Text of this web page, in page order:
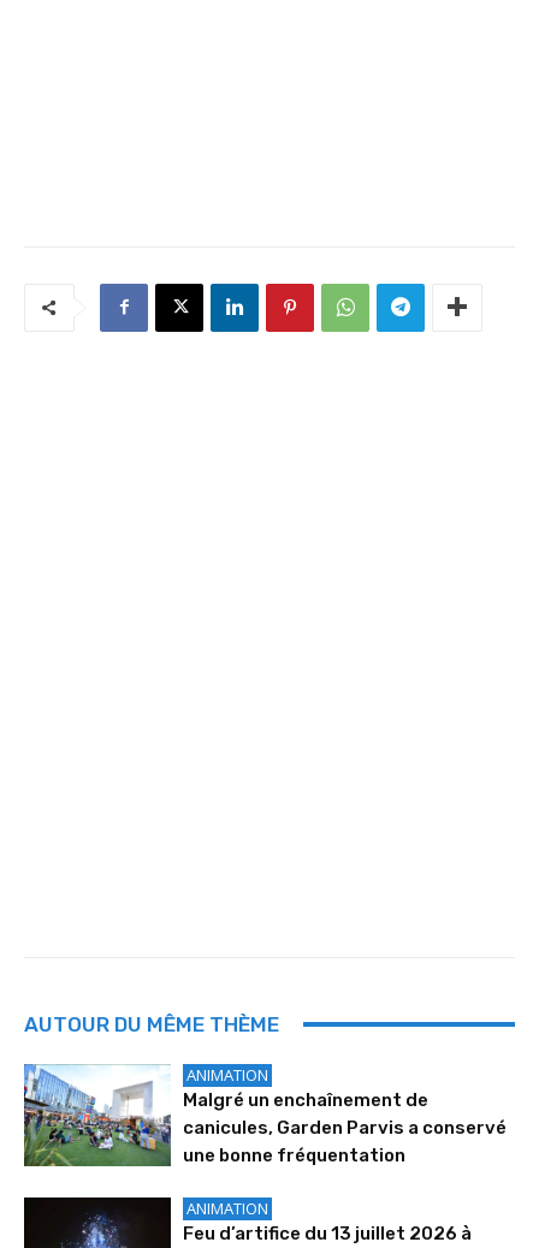
AUTOUR DU MÊME THÈME
ANIMATION
Malgré un enchaînement de
canicules, Garden Parvis a conservé
une bonne fréquentation
ANIMATION
Feu d’artifice du 13 juillet 2026 à